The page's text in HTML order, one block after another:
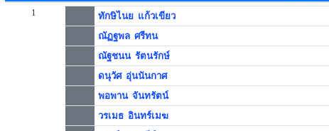
1
ทักษิไนย แก้วเขียว
ณัฏฐพล ศรีทน
ณัฐชนน รัตนรักษ์
ดนุวัศ อุ่นนันกาศ
พอพาน จันทรัตน์
วรเมธ อินทร์เมฆ